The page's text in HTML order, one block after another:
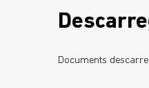
Documents